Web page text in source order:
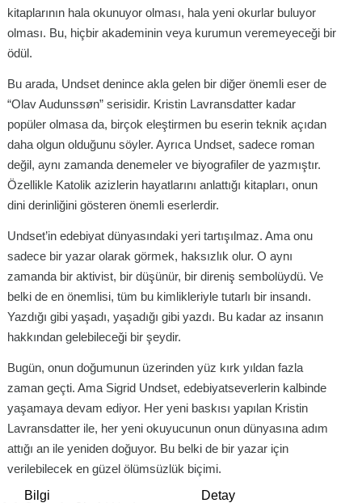
kitaplarının hala okunuyor olması, hala yeni okurlar buluyor
olması. Bu, hiçbir akademinin veya kurumun veremeyeceği bir
ödül.
Bu arada, Undset denince akla gelen bir diğer önemli eser de
“Olav Audunssøn” serisidir. Kristin Lavransdatter kadar
popüler olmasa da, birçok eleştirmen bu eserin teknik açıdan
daha olgun olduğunu söyler. Ayrıca Undset, sadece roman
değil, aynı zamanda denemeler ve biyografiler de yazmıştır.
Özellikle Katolik azizlerin hayatlarını anlattığı kitapları, onun
dini derinliğini gösteren önemli eserlerdir.
Undset’in edebiyat dünyasındaki yeri tartışılmaz. Ama onu
sadece bir yazar olarak görmek, haksızlık olur. O aynı
zamanda bir aktivist, bir düşünür, bir direniş sembolüydü. Ve
belki de en önemlisi, tüm bu kimlikleriyle tutarlı bir insandı.
Yazdığı gibi yaşadı, yaşadığı gibi yazdı. Bu kadar az insanın
hakkından gelebileceği bir şeydir.
Bugün, onun doğumunun üzerinden yüz kırk yıldan fazla
zaman geçti. Ama Sigrid Undset, edebiyatseverlerin kalbinde
yaşamaya devam ediyor. Her yeni baskısı yapılan Kristin
Lavransdatter ile, her yeni okuyucunun onun dünyasına adım
attığı an ile yeniden doğuyor. Bu belki de bir yazar için
verilebilecek en güzel ölümsüzlük biçimi.
Bilgi
Detay